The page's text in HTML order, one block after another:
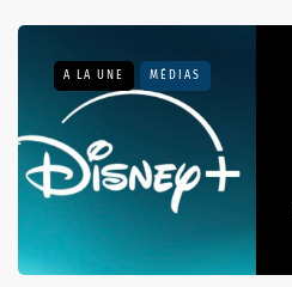
A LA UNE MÉDIAS